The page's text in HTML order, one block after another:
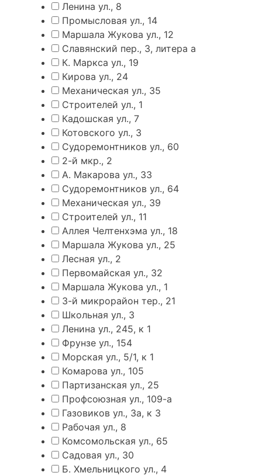
Ленина ул., 8
Промысловая ул., 14
Маршала Жукова ул., 12
Славянский пер., 3, литера а
К. Маркса ул., 19
Кирова ул., 24
Механическая ул., 35
Строителей ул., 1
Кадошская ул., 7
Котовского ул., 3
Судоремонтников ул., 60
2-й мкр., 2
А. Макарова ул., 33
Судоремонтников ул., 64
Механическая ул., 39
Строителей ул., 11
Аллея Челтенхэма ул., 18
Маршала Жукова ул., 25
Лесная ул., 2
Первомайская ул., 32
Маршала Жукова ул., 1
3-й микрорайон тер., 21
Школьная ул., 3
Ленина ул., 245, к 1
Фрунзе ул., 154
Морская ул., 5/1, к 1
Комарова ул., 105
Партизанская ул., 25
Профсоюзная ул., 109-а
Газовиков ул., 3а, к 3
Рабочая ул., 8
Комсомольская ул., 65
Садовая ул., 30
Б. Хмельницкого ул., 4